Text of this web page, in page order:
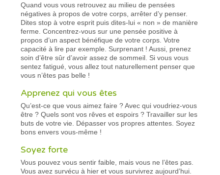
Quand vous vous retrouvez au milieu de pensées
négatives à propos de votre corps, arrêter d’y penser.
Dites stop à votre esprit puis dites-lui « non » de manière
ferme. Concentrez-vous sur une pensée positive à
propos d’un aspect bénéfique de votre corps. Votre
capacité à lire par exemple. Surprenant ! Aussi, prenez
soin d’être sûr d’avoir assez de sommeil. Si vous vous
sentez fatigué, vous allez tout naturellement penser que
vous n’êtes pas belle !
Apprenez qui vous êtes
Qu’est-ce que vous aimez faire ? Avec qui voudriez-vous
être ? Quels sont vos rêves et espoirs ? Travailler sur les
buts de votre vie. Dépasser vos propres attentes. Soyez
bons envers vous-même !
Soyez forte
Vous pouvez vous sentir faible, mais vous ne l’êtes pas.
Vous avez survécu à hier et vous survivrez aujourd’hui.